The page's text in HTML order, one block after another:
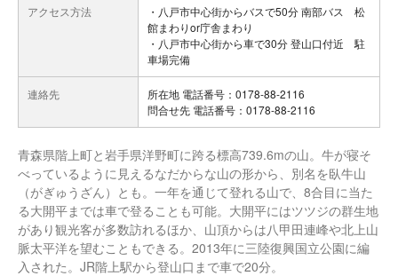
アクセス方法
・八戸市中心街からバスで50分 南部バス 松
館まわりor庁舎まわり
・八戸市中心街から車で30分 登山口付近 駐
車場完備
連絡先
所在地 電話番号：0178-88-2116
問合せ先 電話番号：0178-88-2116
青森県階上町と岩手県洋野町に跨る標高739.6mの山。牛が寝そ
べっているように見えるなだからな山の形から、別名を臥牛山
（がぎゅうざん）とも。一年を通じて登れる山で、8合目に当た
る大開平までは車で登ることも可能。大開平にはツツジの群生地
があり観光客が多数訪れるほか、山頂からは八甲田連峰や北上山
脈太平洋を望むこともできる。2013年に三陸復興国立公園に編
入された。JR階上駅から登山口まで車で20分。